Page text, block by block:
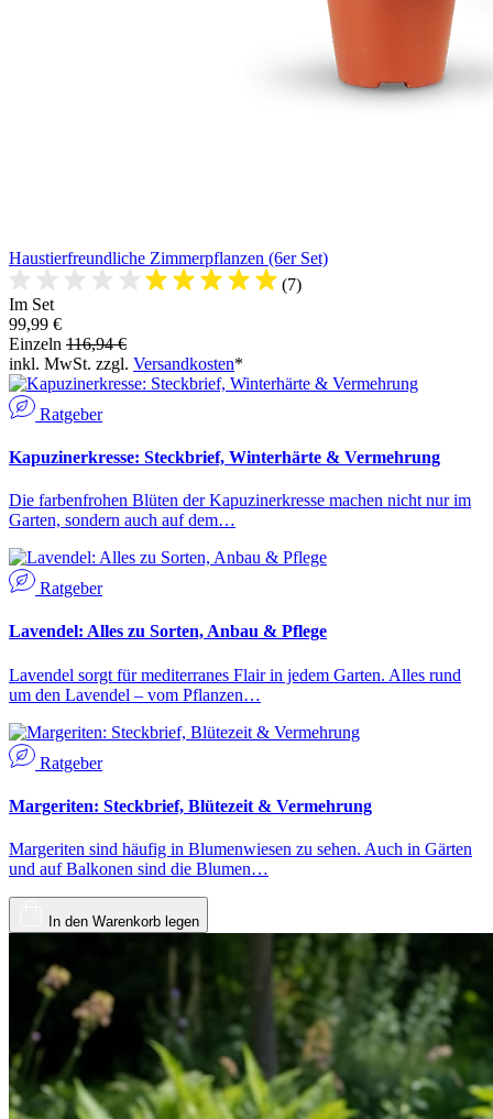
Haustierfreundliche Zimmerpflanzen (6er Set)
(7)
Im Set
99,99 €
Einzeln 116,94 €
inkl. MwSt. zzgl. Versandkosten*
Ratgeber
Kapuzinerkresse: Steckbrief, Winterhärte & Vermehrung
Die farbenfrohen Blüten der Kapuzinerkresse machen nicht nur im
Garten, sondern auch auf dem…
Ratgeber
Lavendel: Alles zu Sorten, Anbau & Pflege
Lavendel sorgt für mediterranes Flair in jedem Garten. Alles rund
um den Lavendel – vom Pflanzen…
Ratgeber
Margeriten: Steckbrief, Blütezeit & Vermehrung
Margeriten sind häufig in Blumenwiesen zu sehen. Auch in Gärten
und auf Balkonen sind die Blumen…
In den Warenkorb legen